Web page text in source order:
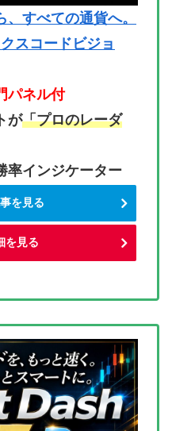
、すべての通貨へ。
スコードビジョ
パネル付
が「プロのレーダ
率インジケーター
を見る
を見る